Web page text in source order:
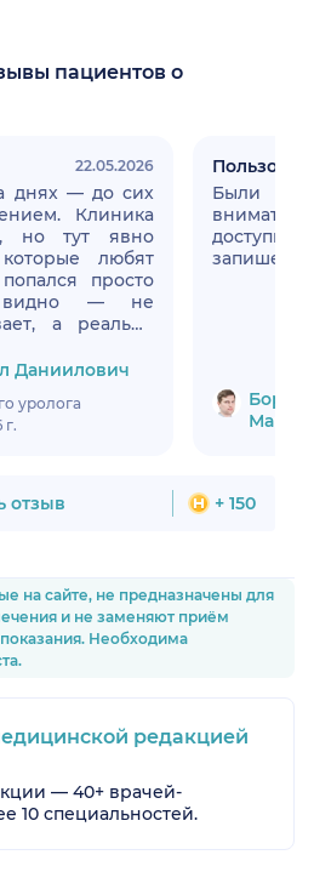
пациентов о
22.05.2026
днях — до сих
Клиника
но тут явно
любят
видно — не
а реально
вопросы
главное — всё
даже я понял:
что с ней
а тут
суммы.
Кабинет
ресепшене не
что — теперь
Даниилович
уролога
Были
отзыв + 150
на сайте, не предназначены для
и не заменяют приём
Необходима
редакцией
— 40+ врачей-
10 специальностей.